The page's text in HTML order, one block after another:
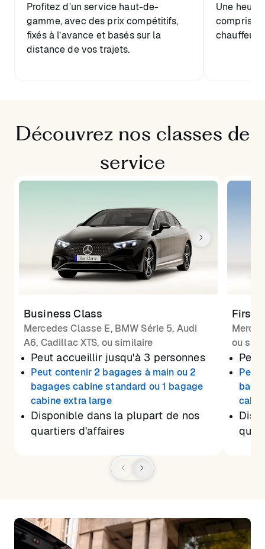
Profitez d’un service haut-de-
gamme, avec des prix compétitifs,
fixés à l’avance et basés sur la
distance de vos trajets.
Une heure
comprise
chauffeur.
Découvrez nos classes de
service
Business Class
Mercedes Classe E, BMW Série 5, Audi
A6, Cadillac XTS, ou similaire
Peut accueillir jusqu'à 3 personnes
Peut contenir 2 bagages à main ou 2
bagages cabine standard ou 1 bagage
cabine extra large
Disponible dans la plupart de nos
quartiers d'affaires
First
ou
Peut